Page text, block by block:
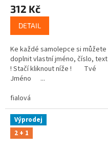
312 Kč
DETAIL
Ke každé samolepce si můžete
doplnit vlastní jméno, číslo, text
! Stačí kliknout níže ! Tvé
Jméno ...
fialová
Výprodej
2 + 1